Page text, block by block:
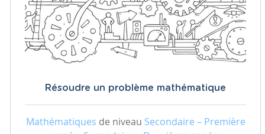
Résoudre un problème mathématique
Mathématiques de niveau Secondaire – Première